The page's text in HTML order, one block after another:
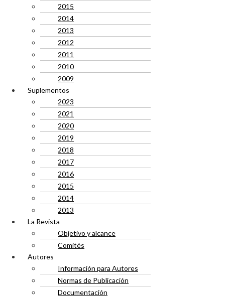
2015
2014
2013
2012
2011
2010
2009
Suplementos
2023
2021
2020
2019
2018
2017
2016
2015
2014
2013
La Revista
Objetivo y alcance
Comités
Autores
Información para Autores
Normas de Publicación
Documentación